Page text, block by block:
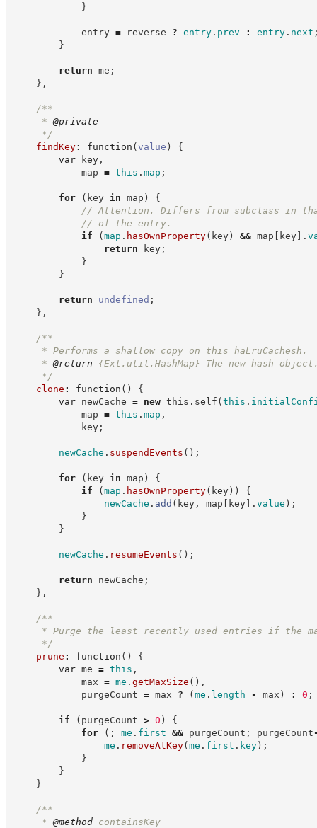
}
entry = reverse ? entry. prev : entry. next
}
return me ;
} ,
/**
* @private
*/
findKey: function (value )
{
var key,
map = this . map ;
for ( key in map )
{
// Attention. Differs from subclass in
// of the entry.
if
(map . hasOwnProperty( key) && map [ key] .
return key;
}
}
return undefined ;
} ,
/**
* Performs a shallow copy on this haLruCachesh.
* @return {Ext.util.HashMap}
The new hash
*/
clone : function ( )
{
var newCache = new this . self (this .
map = this . map ,
key;
newCache . suspendEvents ( ) ;
for ( key in map )
{
if
(map . hasOwnProperty( key) )
{
newCache . add ( key, map [ key] . value ) ;
}
}
newCache . resumeEvents ( ) ;
return newCache ;
} ,
/**
* Purge the least recently used entries if the
*/
prune : function ( )
{
var me = this ,
max = me . getMaxSize ( ) ,
purgeCount = max ? (me . length - max ) : 0 ;
if ( purgeCount > 0 )
{
for
( ; me . first && purgeCount ; purgeCount
me . removeAtKey(me . first . key) ;
}
}
}
/**
* @method containsKey